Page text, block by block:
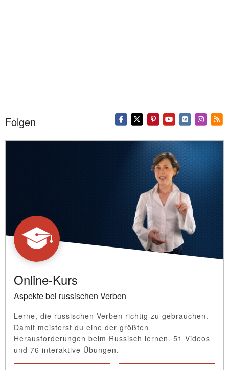
Folgen
Online-Kurs
Aspekte bei russischen Verben
Lerne, die russischen Verben richtig zu gebrauchen.
Damit meisterst du eine der größten
Herausforderungen beim Russisch lernen. 51 Videos
und 76 interaktive Übungen.